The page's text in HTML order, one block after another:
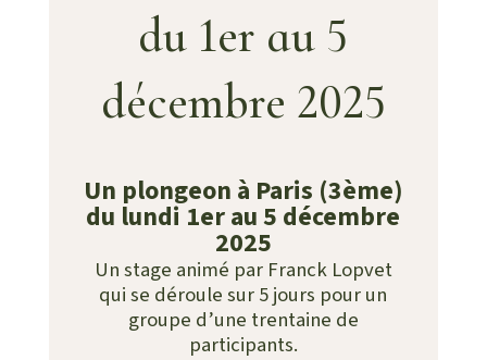
du 1er au 5
décembre 2025
Un plongeon à Paris (3ème)
du lundi 1er au 5 décembre
2025
Un stage animé par Franck Lopvet
qui se déroule sur 5 jours pour un
groupe d’une trentaine de
participants.